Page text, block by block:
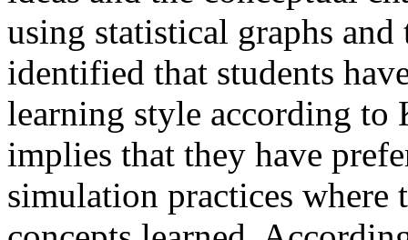
using statistical graphs
identified that students
learning style according to
implies that they have
simulation practices where